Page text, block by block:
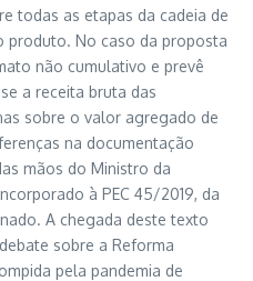
todas as etapas da cadeia de
produto. No caso da proposta
não cumulativo e prevê
a receita bruta das
sobre o valor agregado de
na documentação
mãos do Ministro da
à PEC 45/2019, da
A chegada deste texto
sobre a Reforma
pela pandemia de